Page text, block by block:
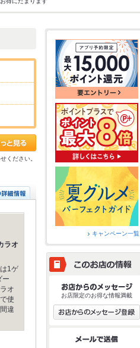
ください。
ラオ
1ゲ
ー
オ
使
違
キャンペーン一覧
お店限定のお得な情報満載